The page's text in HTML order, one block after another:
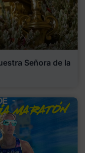
Señora de la